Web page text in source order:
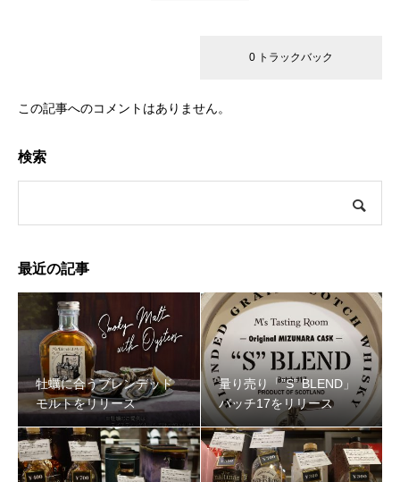
0 トラックバック
この記事へのコメントはありません。
検索
最近の記事
牡蠣に合うブレンデッド
モルトをリリース
量り売り「”S” BLEND」
バッチ17をリリース